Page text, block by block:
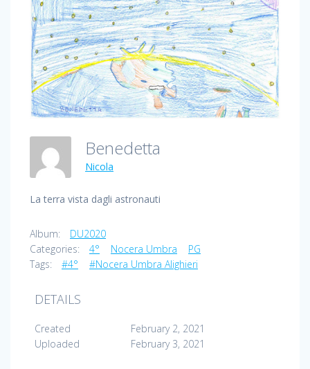
Benedetta
Nicola
La terra vista dagli astronauti
Album:
DU2020
Categories:
4° Nocera Umbra
PG
Tags:
#4° #Nocera Umbra Alighieri
DETAILS
Created
February 2, 2021
Uploaded
February 3, 2021